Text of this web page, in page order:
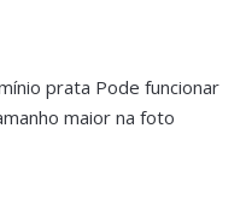
prata Pode funcionar
maior na foto